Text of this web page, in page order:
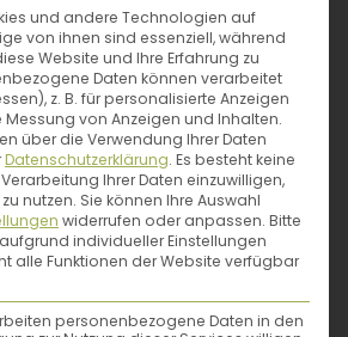
ist ein
aus
Diese
und andere Technologien auf
von ihnen sind essenziell, während
Website und Ihre Erfahrung zu
Daten können verarbeitet
z. B. für personalisierte Anzeigen
von Anzeigen und Inhalten.
über die Verwendung Ihrer Daten
Datenschutzerklärung. Es besteht keine
Ihrer Daten einzuwilligen,
nutzen. Sie können Ihre Auswahl
widerrufen oder anpassen. Bitte
individueller Einstellungen
alle Funktionen der Website verfügbar
personenbezogene Daten in den